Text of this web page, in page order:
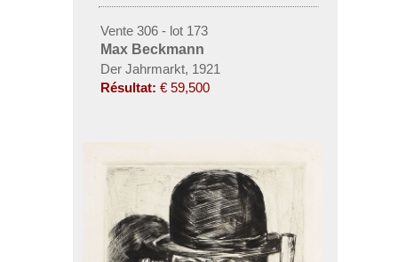
Vente 306 - lot 173
Max Beckmann
Der Jahrmarkt, 1921
Résultat: € 59,500